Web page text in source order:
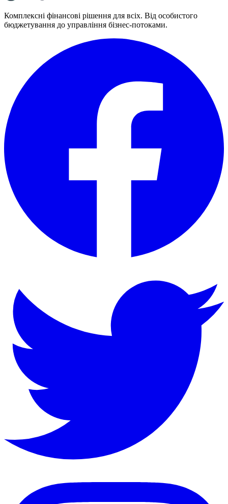
Комплексні фінансові рішення для всіх. Від особистого
бюджетування до управління бізнес-потоками.